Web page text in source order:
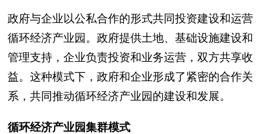
政府与企业以公私合作的形式共同投资建设和运营
循环经济产业园。政府提供土地、基础设施建设和
管理支持，企业负责投资和业务运营，双方共享收
益。这种模式下，政府和企业形成了紧密的合作关
系，共同推动循环经济产业园的建设和发展。
循环经济产业园集群模式